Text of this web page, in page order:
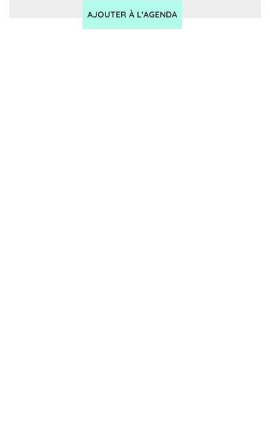
AJOUTER À L'AGENDA